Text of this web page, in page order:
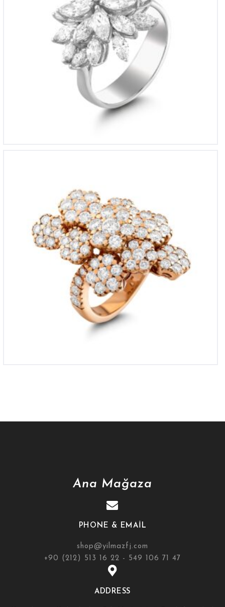
Ana Mağaza
PHONE & EMAIL
shop@yilmazfj.com
+90 (212) 513 16 22 - 549 106 71 47
ADDRESS